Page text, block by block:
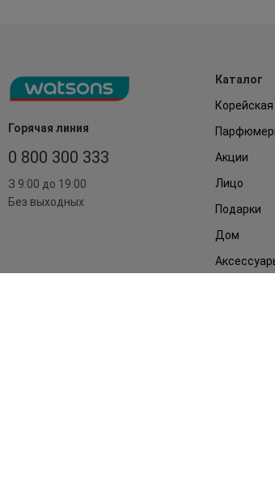
Горячая линия
0 800 300 333
З 9:00 до 19:00
Без выходных
Каталог
Акции
Лицо
Подарки
Дом